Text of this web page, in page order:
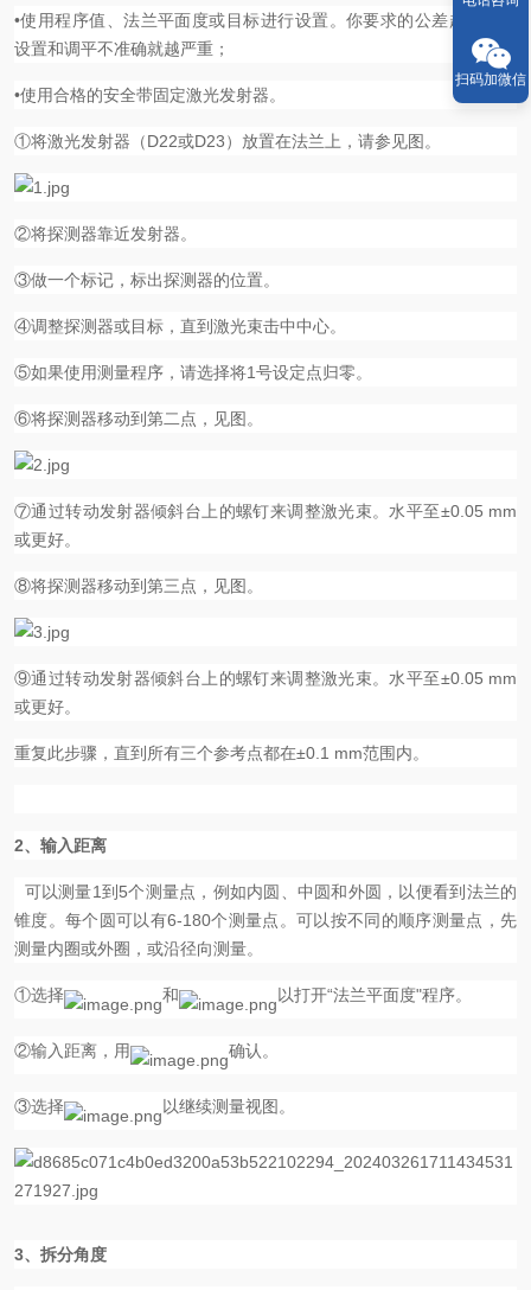
•使用程序值、法兰平面度或目标进行设置。你要求的公差越严格，
设置和调平不准确就越严重；
•使用合格的安全带固定激光发射器。
①将激光发射器（D22或D23）放置在法兰上，请参见图。
②将探测器靠近发射器。
③做一个标记，标出探测器的位置。
④调整探测器或目标，直到激光束击中中心。
⑤如果使用测量程序，请选择将1号设定点归零。
⑥将探测器移动到第二点，见图。
⑦通过转动发射器倾斜台上的螺钉来调整激光束。水平至±0.05 mm
或更好。
⑧将探测器移动到第三点，见图。
⑨通过转动发射器倾斜台上的螺钉来调整激光束。水平至±0.05 mm
或更好。
重复此步骤，直到所有三个参考点都在±0.1 mm范围内。
2、 输入距离
可以测量1到 5个测量点，例如内圆、中圆和外圆，以便看到法兰的
锥度。每个圆可以有6-180个测量点。可以按不同的顺序测量点，先
测量内圈或外圈，或沿径向测量。
①选择 和 以打开“法兰平面度"程序。
②输入距离，用 确认。
③选择 以继续测量视图。
3、拆分角度
扫码加微信